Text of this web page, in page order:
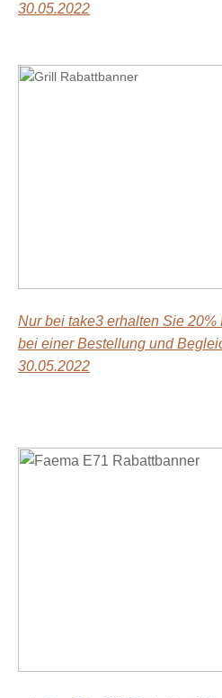
30.05.2022
Nur bei take3 erhalten Sie 20%
bei einer Bestellung und
30.05.2022